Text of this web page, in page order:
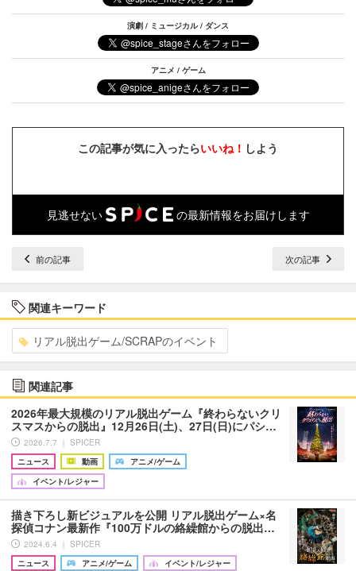
演劇 / ミュージカル / ダンス
アニメ / ゲーム
この記事が気に入ったらいいね！ しよう
見逃せない の最新情報をお届けします
前の記事 次の記事
関連キーワード
リアル脱出ゲーム/SCRAPのイベント
関連記事
2026年最大規模のリアル脱出ゲーム『終わらないクリ
スマスからの脱出』12月26日(土)、27日(日)にパシ…
2026.7.7 ｜ SPICER
ニュース
動画
アニメ/ゲーム
イベント/レジャー
描き下ろし新ビジュアルを公開 リアル脱出ゲーム×名
探偵コナン最新作『100万ドルの絡繰館からの脱出…
2024.6.4 ｜ SPICER
ニュース
アニメ/ゲーム イベント/レジャー